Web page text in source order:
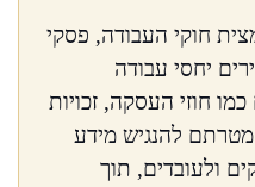
חוקי העבודה, פסקי
יחסי עבודה
חוזי העסקה, זכויות
מטרתם להנגיש מידע
ולעובדים, תוך